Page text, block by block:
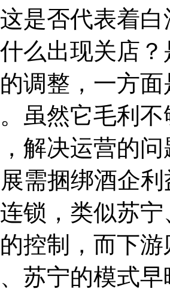
是否代表着
么出现关店
调整，一方
虽然它毛利不
解决运营的问
需捆绑酒企利
锁，类似苏
控制，而下
苏宁的模式